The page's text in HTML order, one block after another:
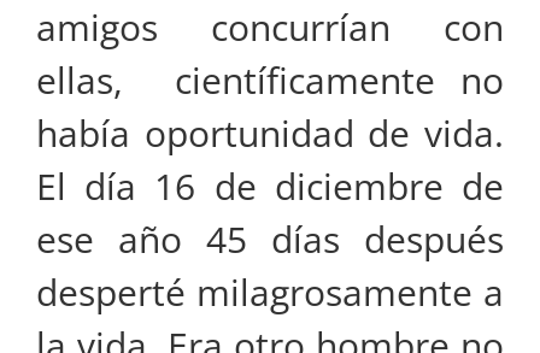
amigos concurrían con
ellas, científicamente no
había oportunidad de vida.
El día 16 de diciembre de
ese año 45 días después
desperté milagrosamente a